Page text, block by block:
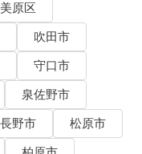
原区
吹田市
守口市
泉佐野市
野市
松原市